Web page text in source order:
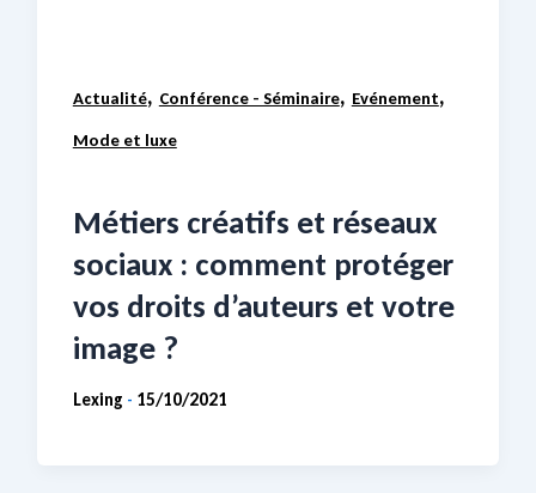
Actualité, Conférence - Séminaire, Evénement,
Mode et luxe
Métiers créatifs et réseaux
sociaux : comment protéger
vos droits d’auteurs et votre
image ?
Lexing - 15/10/2021